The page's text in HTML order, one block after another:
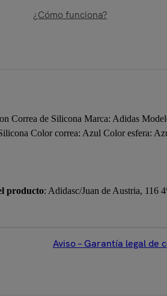
¿Cómo funciona?
Correa de Silicona Marca: Adidas
Color correa: Azul Color esfera:
producto: Adidasc/Juan de Austria, 116
Aviso – Garantía legal de